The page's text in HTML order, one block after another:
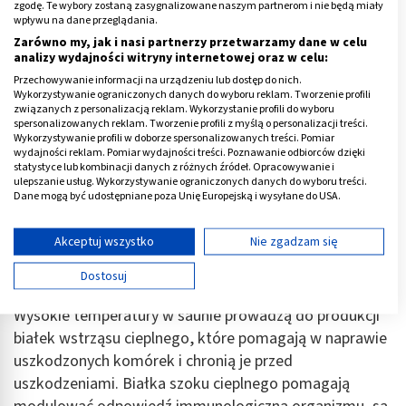
właściwości kąpieli termicznej mogą korzystać także
osoby, którym stan zdrowia uniemożliwia odwiedzania
tradycyjnej sauny.
Sauna na podczerwień pomaga rozluźnić napięte
mięśnie, a przeziębienie często zaczyna się właśnie
od bólu mięśniowego.
Ciepło sauny rozszerza naczynia krwionośne, co
szybciej przemieszczać się po organizmie, aby
skuteczniej reagować na potencjalne zagrożenia, takie
jak infekcje.
Wysokie temperatury w saunie prowadzą do produkcji
białek wstrząsu cieplnego, które pomagają w naprawie
uszkodzonych komórek i chronią je przed
uszkodzeniami. Białka szoku cieplnego pomagają
zgodę. Te wybory zostaną zasygnalizowane naszym partnerom i nie będą miały
wpływu na dane przeglądania.
Zarówno my, jak i nasi partnerzy przetwarzamy dane w celu
analizy wydajności witryny internetowej oraz w celu:
Przechowywanie informacji na urządzeniu lub dostęp do nich.
Wykorzystywanie ograniczonych danych do wyboru reklam. Tworzenie profili
związanych z personalizacją reklam. Wykorzystanie profili do wyboru
spersonalizowanych reklam. Tworzenie profili z myślą o personalizacji treści.
Wykorzystywanie profili w doborze spersonalizowanych treści. Pomiar
wydajności reklam. Pomiar wydajności treści. Poznawanie odbiorców dzięki
statystyce lub kombinacji danych z różnych źródeł. Opracowywanie i
ulepszanie usług. Wykorzystywanie ograniczonych danych do wyboru treści.
Dane mogą być udostępniane poza Unię Europejską i wysyłane do USA.
Wyświetl listę partnerów (11 dostawców IAB)
Używamy Twoich danych w następujących celach:
Cele przetwarzania IAB:
Przechowywanie informacji na urządzeniu lub
dostęp do nich
Wykorzystywanie ograniczonych danych do
wyboru reklam
Akceptuj wszystko
Nie zgadzam się
Dostosuj